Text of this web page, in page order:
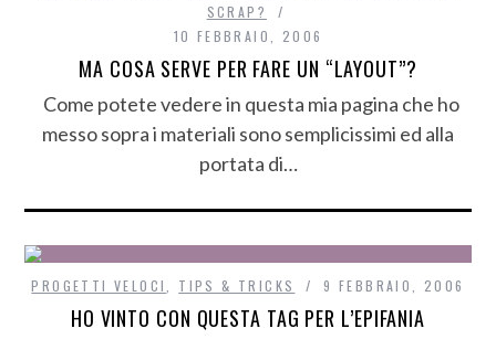
SCRAP?
10 FEBBRAIO, 2006
MA COSA SERVE PER FARE UN “LAYOUT”?
Come potete vedere in questa mia pagina che ho
messo sopra i materiali sono semplicissimi ed alla
portata di…
PROGETTI VELOCI TIPS & TRICKS 9 FEBBRAIO, 2006
HO VINTO CON QUESTA TAG PER L’EPIFANIA